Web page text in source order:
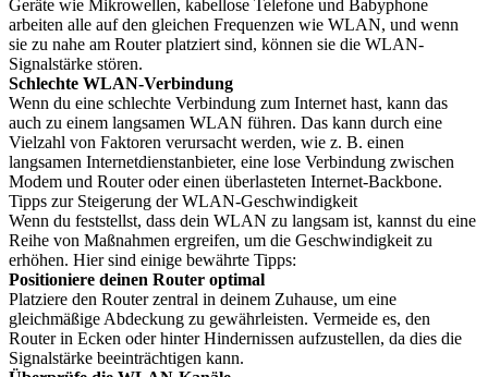
Geräte wie Mikrowellen, kabellose Telefone und Babyphone
arbeiten alle auf den gleichen Frequenzen wie WLAN, und wenn
sie zu nahe am Router platziert sind, können sie die WLAN-
Signalstärke stören.
Schlechte WLAN-Verbindung
Wenn du eine schlechte Verbindung zum Internet hast, kann das
auch zu einem langsamen WLAN führen. Das kann durch eine
Vielzahl von Faktoren verursacht werden, wie z. B. einen
langsamen Internetdienstanbieter, eine lose Verbindung zwischen
Modem und Router oder einen überlasteten Internet-Backbone.
Tipps zur Steigerung der WLAN-Geschwindigkeit
Wenn du feststellst, dass dein WLAN zu langsam ist, kannst du eine
Reihe von Maßnahmen ergreifen, um die Geschwindigkeit zu
erhöhen. Hier sind einige bewährte Tipps:
Positioniere deinen Router optimal
Platziere den Router zentral in deinem Zuhause, um eine
gleichmäßige Abdeckung zu gewährleisten. Vermeide es, den
Router in Ecken oder hinter Hindernissen aufzustellen, da dies die
Signalstärke beeinträchtigen kann.